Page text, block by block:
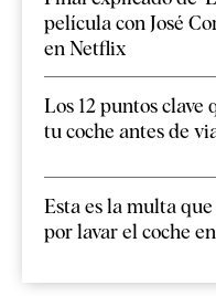
película con José
en Netflix
Los 12 puntos clave
tu coche antes de
Esta es la multa
por lavar el coche